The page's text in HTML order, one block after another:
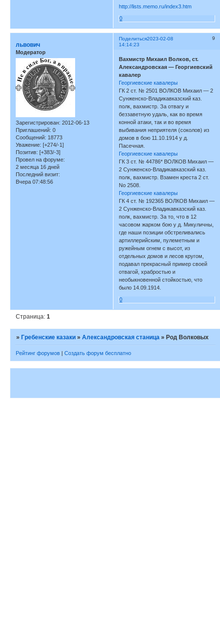
http://lists.memo.ru/index3.htm
0
Поделиться 9
2023-02-08
14:14:23
львович
Модератор
Зарегистрирован: 2012-06-13
Приглашений: 0
Сообщений: 18773
Уважение: [+274/-1]
Позитив: [+383/-3]
Провел на форуме:
2 месяца 16 дней
Последний визит:
Вчера 07:48:56
Вахмистр Михаил Волков, ст.
Александровская — Георгиевский
кавалер
Георгиевские кавалеры
ГК 2 ст. № 2501 ВОЛКОВ Михаил — 2
Сунженско-Владикавказский каз.
полк, вахмистр. За отвагу и
беззаветную удаль, как во время
конной атаки, так и во время
выбивания неприятеля (соколов) из
домов в бою 11.10.1914 у д.
Пасечная.
Георгиевские кавалеры
ГК 3 ст. № 44786* ВОЛКОВ Михаил —
2 Сунженско-Владикавказский каз.
полк, вахмистр. Взамен креста 2 ст.
No 2508.
Георгиевские кавалеры
ГК 4 ст. № 192365 ВОЛКОВ Михаил —
2 Сунженско-Владикавказский каз.
полк, вахмистр. За то, что в 12
часовом жарком бою у д. Микуличны,
где наши позиции обстреливались
артиллерийским, пулеметным и
ружейным огнем с высот, из
отдельных домов и лесов кругом,
подавал прекрасный пример своей
отвагой, храбростью и
необыкновенной стойкостью, что
было 14.09.1914.
0
Страница:1
» Гребенские казаки »Александровская станица » Род Волковых
Рейтинг форумов | Создать форум бесплатно